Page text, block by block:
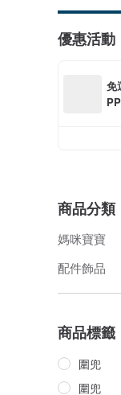
優惠活動
免
商品分類
媽咪寶寶
配件飾品
商品標籤
圍兜
圍兜